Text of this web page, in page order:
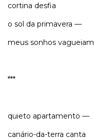
cortina desfia
o sol da primavera —
meus sonhos vagueiam
***
quieto apartamento —
canário-da-terra canta